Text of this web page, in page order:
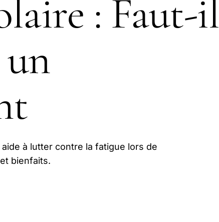
: Faut-il
à lutter contre la fatigue lors de
bienfaits.